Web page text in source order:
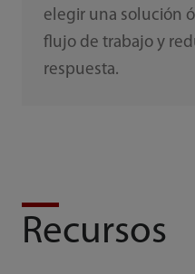
elegir una solución
flujo de trabajo y
respuesta.
Recursos